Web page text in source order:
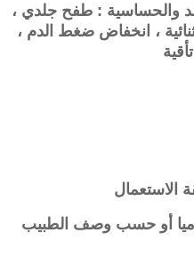
والحساسية : طفح جلدي ،
، انخفاض ضغط الدم ،
الاستعمال